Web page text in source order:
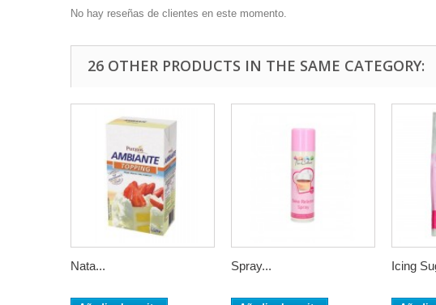
No hay reseñas de clientes en este momento.
26 OTHER PRODUCTS IN THE SAME CATEGORY:
Nata... Spray... Icing